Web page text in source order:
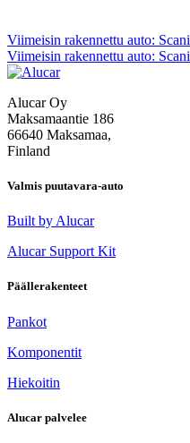
Artikkelien
selaus
Viimeisin rakennettu auto:
Viimeisin rakennettu auto:
Alucar Oy
Maksamaantie 186
66640 Maksamaa,
Finland
Valmis puutavara-auto
Built by Alucar
Alucar Support Kit
Päällerakenteet
Pankot
Komponentit
Hiekoitin
Alucar palvelee